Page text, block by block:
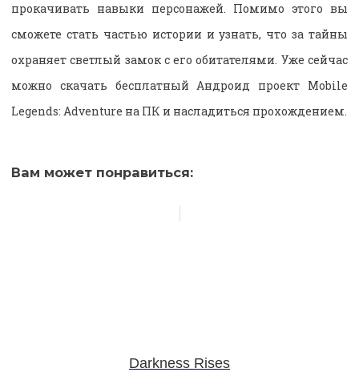
прокачивать навыки персонажей. Помимо этого вы
сможете стать частью истории и узнать, что за тайны
охраняет светлый замок с его обитателями. Уже сейчас
можно скачать бесплатный Андроид проект Mobile
Legends: Adventure на ПК и насладиться прохождением.
Вам может понравиться:
Darkness Rises